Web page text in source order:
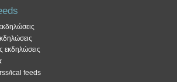
εκδηλώσεις
ical feeds